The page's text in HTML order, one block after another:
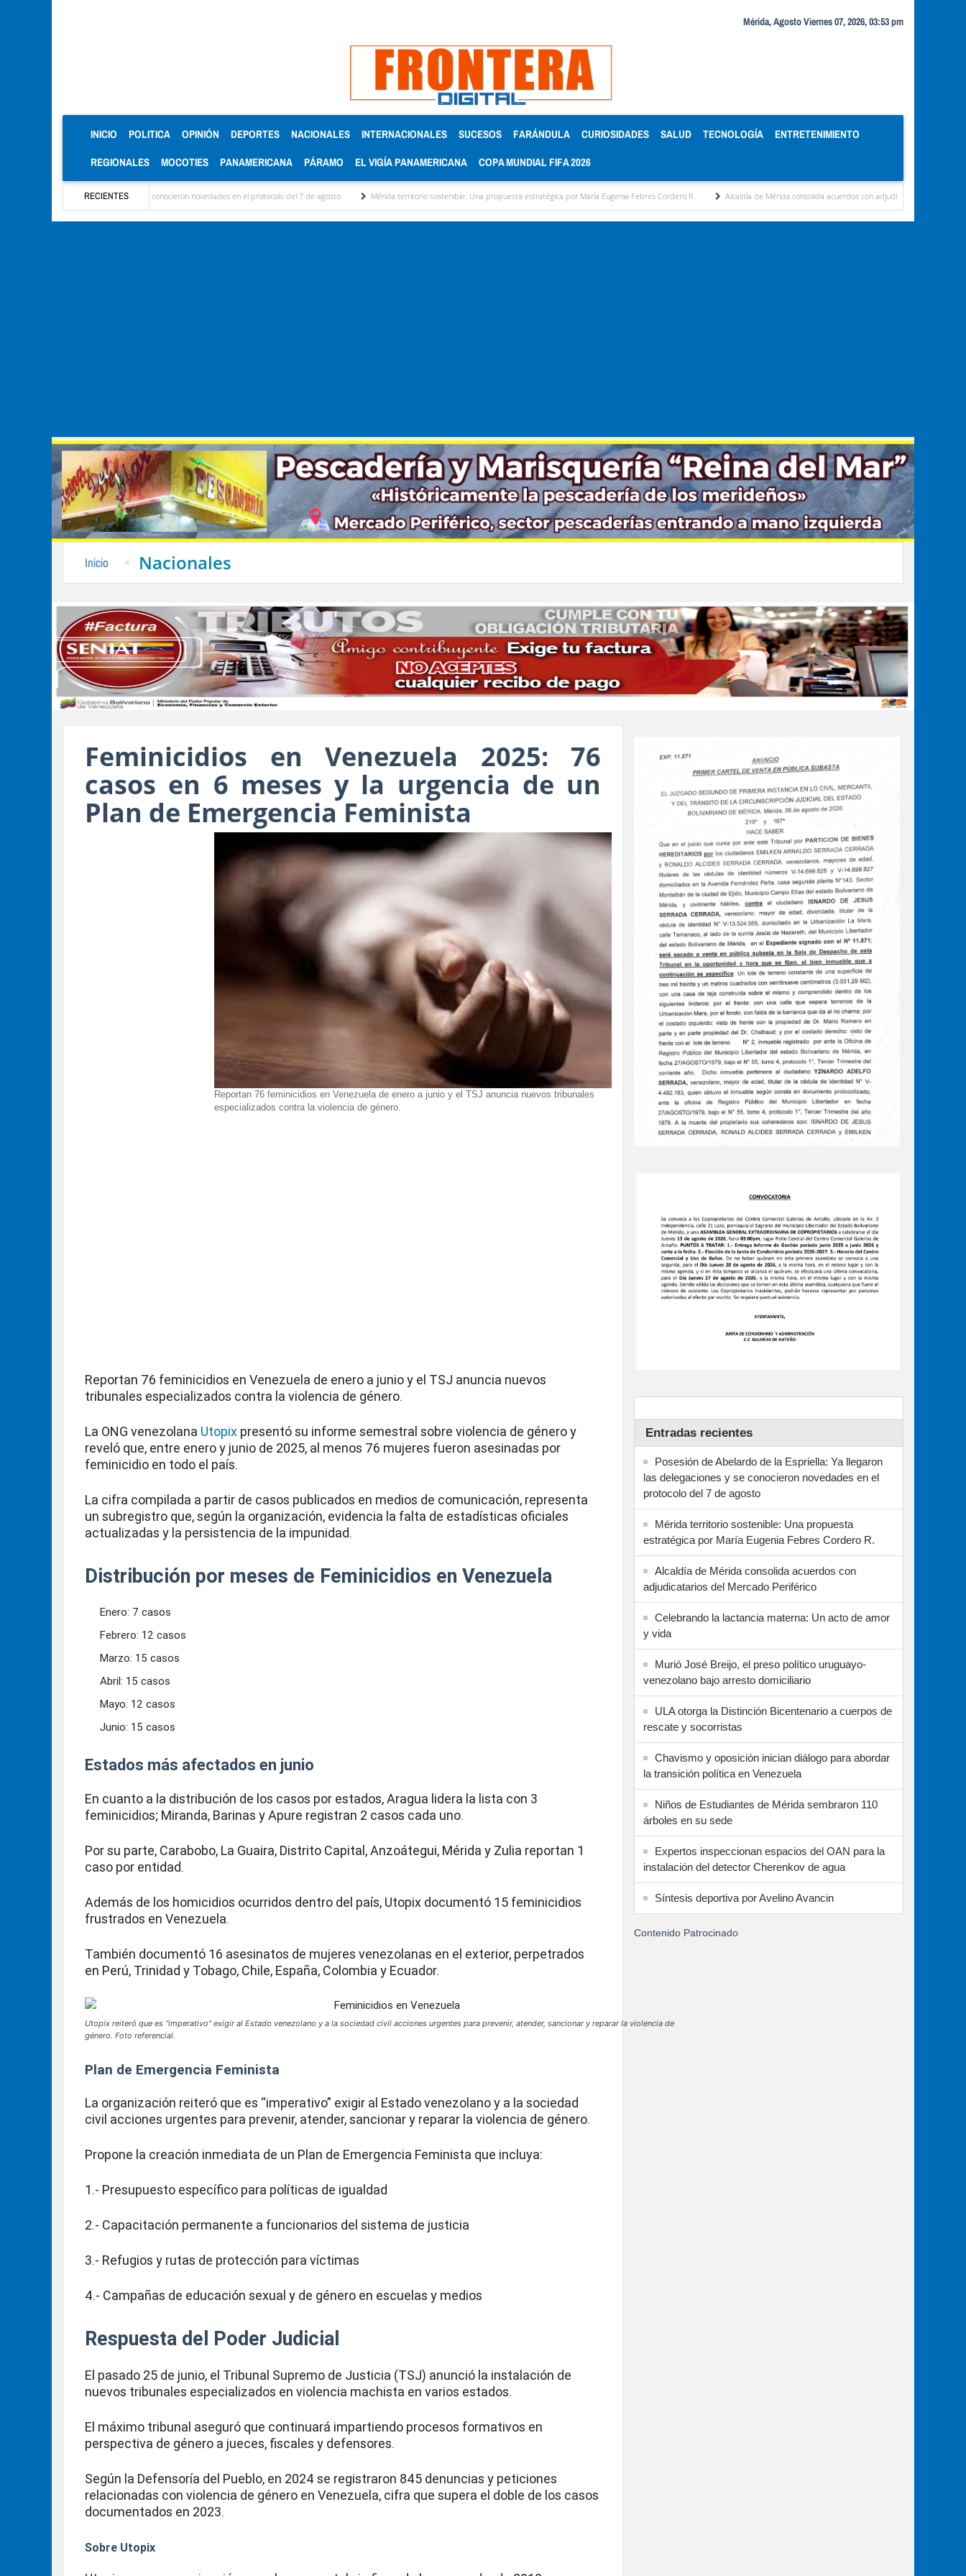
Mérida, Agosto Viernes 07, 2026, 03:53 pm
INICIO (CURRENT)
POLITICA OPINIÓN DEPORTES NACIONALES INTERNACIONALES SUCESOS FARÁNDULA CURIOSIDADES SALUD TECNOLOGÍA ENTRETENIMIENTO
REGIONALES MOCOTIES PANAMERICANA PÁRAMO EL VIGÍA PANAMERICANA COPA MUNDIAL FIFA 2026
RECIENTES
las delegaciones y se conocieron novedades en el protocolo del 7 de agosto Mérida territorio sostenible: Una propuesta estratégica por María Eugenia Febres Cordero R. Alcaldía de Mérida consolida acuerdos con adjudicatarios del Mercado Periférico
Inicio Nacionales
Feminicidios en Venezuela 2025: 76
casos en 6 meses y la urgencia de un
Plan de Emergencia Feminista
Reportan 76 feminicidios en Venezuela de enero a junio y el TSJ anuncia nuevos tribunales
especializados contra la violencia de género.
Reportan 76 feminicidios en Venezuela de enero a junio y el TSJ anuncia nuevos
tribunales especializados contra la violencia de género.
La ONG venezolana Utopix presentó su informe semestral sobre violencia de género y
reveló que, entre enero y junio de 2025, al menos 76 mujeres fueron asesinadas por
feminicidio en todo el país.
La cifra compilada a partir de casos publicados en medios de comunicación, representa
un subregistro que, según la organización, evidencia la falta de estadísticas oficiales
actualizadas y la persistencia de la impunidad.
Distribución por meses de Feminicidios en Venezuela
Enero: 7 casos
Febrero: 12 casos
Marzo: 15 casos
Abril: 15 casos
Mayo: 12 casos
Junio: 15 casos
Estados más afectados en junio
En cuanto a la distribución de los casos por estados, Aragua lidera la lista con 3
feminicidios; Miranda, Barinas y Apure registran 2 casos cada uno.
Por su parte, Carabobo, La Guaira, Distrito Capital, Anzoátegui, Mérida y Zulia reportan 1
caso por entidad.
Además de los homicidios ocurridos dentro del país, Utopix documentó 15 feminicidios
frustrados en Venezuela.
También documentó 16 asesinatos de mujeres venezolanas en el exterior, perpetrados
en Perú, Trinidad y Tobago, Chile, España, Colombia y Ecuador.
Utopix reiteró que es “imperativo” exigir al Estado venezolano y a la sociedad civil acciones urgentes para prevenir, atender, sancionar y reparar la violencia de
género. Foto referencial.
Plan de Emergencia Feminista
La organización reiteró que es “imperativo” exigir al Estado venezolano y a la sociedad
civil acciones urgentes para prevenir, atender, sancionar y reparar la violencia de género.
Propone la creación inmediata de un Plan de Emergencia Feminista que incluya:
1.- Presupuesto específico para políticas de igualdad
2.- Capacitación permanente a funcionarios del sistema de justicia
3.- Refugios y rutas de protección para víctimas
4.- Campañas de educación sexual y de género en escuelas y medios
Respuesta del Poder Judicial
El pasado 25 de junio, el Tribunal Supremo de Justicia (TSJ) anunció la instalación de
nuevos tribunales especializados en violencia machista en varios estados.
El máximo tribunal aseguró que continuará impartiendo procesos formativos en
perspectiva de género a jueces, fiscales y defensores.
Según la Defensoría del Pueblo, en 2024 se registraron 845 denuncias y peticiones
relacionadas con violencia de género en Venezuela, cifra que supera el doble de los casos
documentados en 2023.
Sobre Utopix
Entradas recientes
Posesión de Abelardo de la Espriella: Ya llegaron
las delegaciones y se conocieron novedades en el
protocolo del 7 de agosto
Mérida territorio sostenible: Una propuesta
estratégica por María Eugenia Febres Cordero R.
Alcaldía de Mérida consolida acuerdos con
adjudicatarios del Mercado Periférico
Celebrando la lactancia materna: Un acto de amor
y vida
Murió José Breijo, el preso político uruguayo-
venezolano bajo arresto domiciliario
ULA otorga la Distinción Bicentenario a cuerpos de
rescate y socorristas
Chavismo y oposición inician diálogo para abordar
la transición política en Venezuela
Niños de Estudiantes de Mérida sembraron 110
árboles en su sede
Expertos inspeccionan espacios del OAN para la
instalación del detector Cherenkov de agua
Síntesis deportiva por Avelino Avancin
Contenido Patrocinado